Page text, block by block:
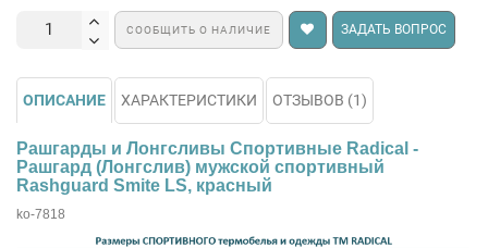
СООБЩИТЬ О НАЛИЧИЕ ЗАДАТЬ ВОПРОС
ОПИСАНИЕ ХАРАКТЕРИСТИКИ ОТЗЫВОВ (1)
Рашгарды и Лонгсливы Спортивные Radical -
Рашгард (Лонгслив) мужской спортивный
Rashguard Smite LS, красный
ko-7818